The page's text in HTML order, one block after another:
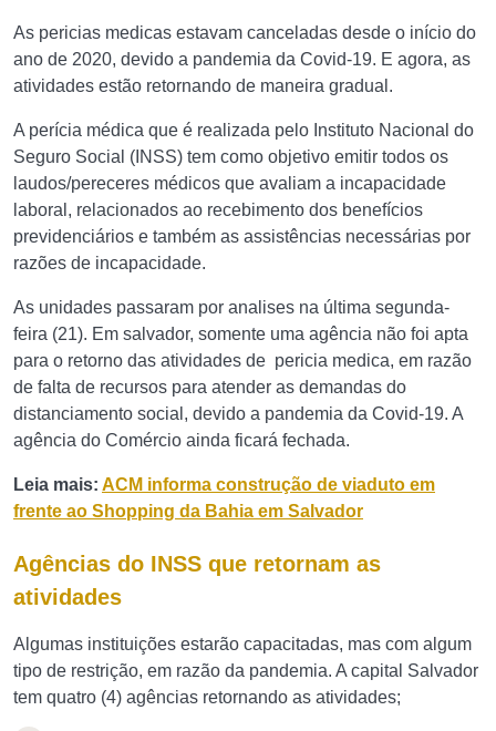
As pericias medicas estavam canceladas desde o início do
ano de 2020, devido a pandemia da Covid-19. E agora, as
atividades estão retornando de maneira gradual.
A perícia médica que é realizada pelo Instituto Nacional do
Seguro Social (INSS) tem como objetivo emitir todos os
laudos/pereceres médicos que avaliam a incapacidade
laboral, relacionados ao recebimento dos benefícios
previdenciários e também as assistências necessárias por
razões de incapacidade.
As unidades passaram por analises na última segunda-
feira (21). Em salvador, somente uma agência não foi apta
para o retorno das atividades de pericia medica, em razão
de falta de recursos para atender as demandas do
distanciamento social, devido a pandemia da Covid-19. A
agência do Comércio ainda ficará fechada.
Leia mais: ACM informa construção de viaduto em
frente ao Shopping da Bahia em Salvador
Agências do INSS que retornam as
atividades
Algumas instituições estarão capacitadas, mas com algum
tipo de restrição, em razão da pandemia. A capital Salvador
tem quatro (4) agências retornando as atividades;